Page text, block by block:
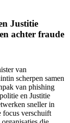
Justitie
achter fraude
van
scherpen samen
van phishing
en Justitie
sneller in
focus verschuift